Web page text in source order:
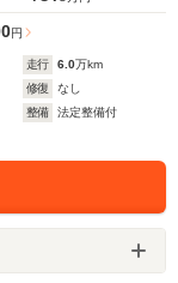
円
走行 6.0万km
修復
なし
整備
法定整備付